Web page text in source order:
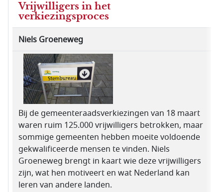
Vrijwilligers in het
verkiezingsproces
Niels Groeneweg
Bij de gemeenteraadsverkiezingen van 18 maart
waren ruim 125.000 vrijwilligers betrokken, maar
sommige gemeenten hebben moeite voldoende
gekwalificeerde mensen te vinden. Niels
Groeneweg brengt in kaart wie deze vrijwilligers
zijn, wat hen motiveert en wat Nederland kan
leren van andere landen.